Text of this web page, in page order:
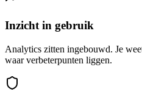
Inzicht in gebruik
Analytics zitten ingebouwd. Je
waar verbeterpunten liggen.